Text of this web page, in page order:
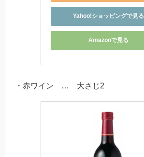
Yahoo!ショッピングで見る
Amazonで見る
・赤ワイン … 大さじ2